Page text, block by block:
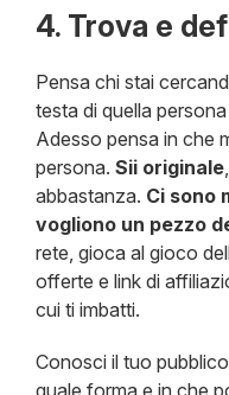
4. Trova e
Pensa chi stai
testa di quella
Adesso pensa in che
persona. Sii originale
abbastanza. Ci sono
vogliono un pezzo
rete, gioca al gioco
offerte e link di
cui ti imbatti.
Conosci il tuo
quale forma e in che